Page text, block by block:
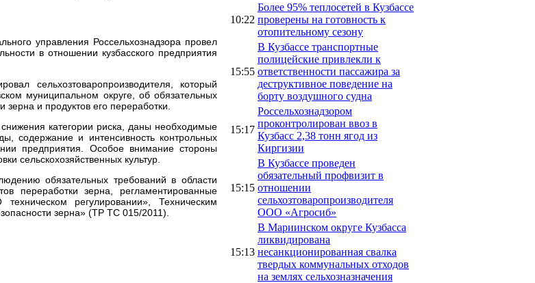
управления Россельхознадзора провел
в отношении кузбасского предприятия
сельхозтоваропроизводителя, который
муниципальном округе, об обязательных
и продуктов его переработки.
категории риска, даны необходимые
содержание и интенсивность контрольных
предприятия. Особое внимание стороны
сельскохозяйственных культур.
обязательных требований в области
переработки зерна, регламентированные
регулировании», Техническим
зерна» (ТР ТС 015/2011).
10:22
Более 95% теплосетей в Кузбассе
проверены на готовность к
отопительному сезону
15:55
В Кузбассе транспортные
полицейские привлекли к
ответственности пассажира за
деструктивное поведение на
борту воздушного судна
15:17
Россельхознадзором
проконтролирован ввоз в
Кузбасс 2,38 тонн ягод из
Киргизии
15:15
В Кузбассе проведен
обязательный профвизит в
отношении
сельхозтоваропроизводителя
ООО «Агросиб»
15:13
В Мариинском округе Кузбасса
ликвидирована
несанкционированная свалка
твердых коммунальных отходов
на землях сельхозназначения